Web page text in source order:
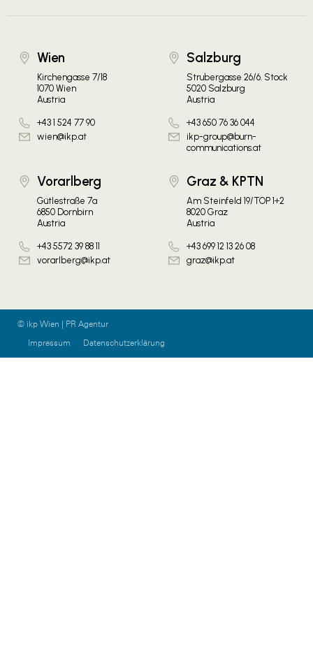
Wien
Kirchengasse 7/18
1070 Wien
Austria
+43 1 524 77 90
wien@ikp.at
Salzburg
Strubergasse 26/6. Stock
5020 Salzburg
Austria
+43 650 76 36 044
ikp-group@burn-
communications.at
Vorarlberg
Gütlestraße 7a
6850 Dornbirn
Austria
+43 5572 39 88 11
vorarlberg@ikp.at
Graz & KPTN
Am Steinfeld 19/TOP 1+2
8020 Graz
Austria
+43 699 12 13 26 08
graz@ikp.at
© ikp Wien | PR Agentur
Impressum
Datenschutzerklärung